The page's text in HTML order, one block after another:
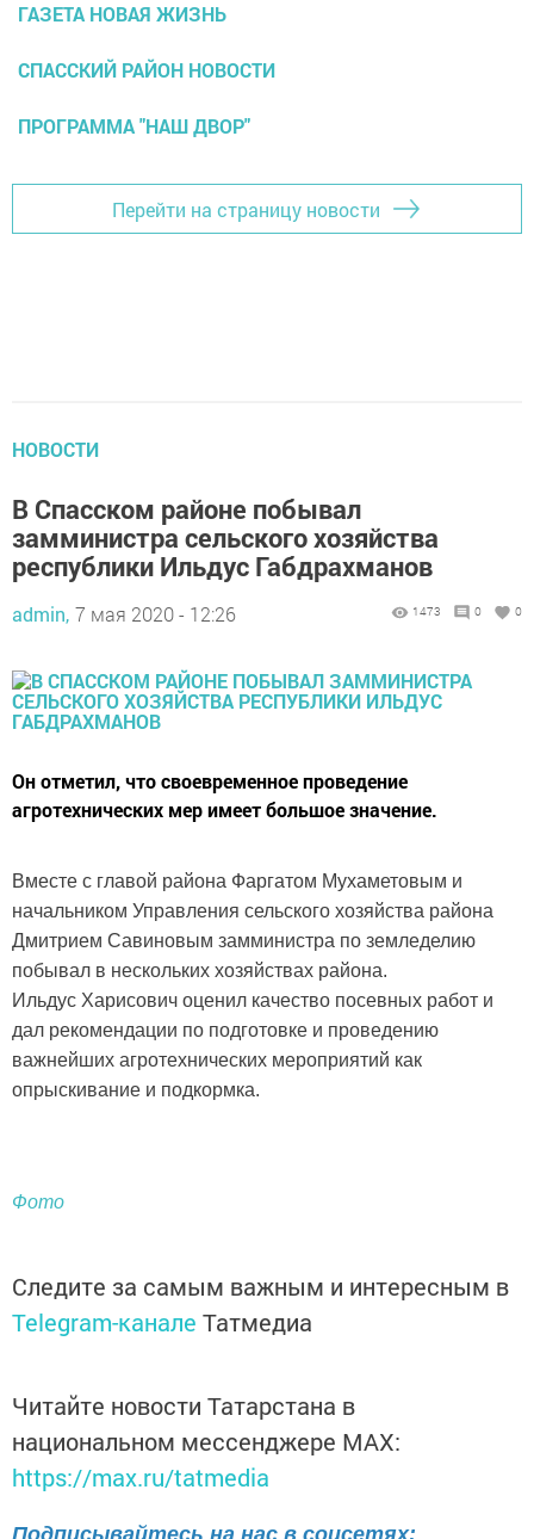
ГАЗЕТА НОВАЯ ЖИЗНЬ
СПАССКИЙ РАЙОН НОВОСТИ
ПРОГРАММА "НАШ ДВОР"
Перейти на страницу новости
НОВОСТИ
В Спасском районе побывал
замминистра сельского хозяйства
республики Ильдус Габдрахманов
admin, 7 мая 2020 - 12:26 1473 0 0
Он отметил, что своевременное проведение
агротехнических мер имеет большое значение.
Вместе с главой района Фаргатом Мухаметовым и
начальником Управления сельского хозяйства района
Дмитрием Савиновым замминистра по земледелию
побывал в нескольких хозяйствах района.
Ильдус Харисович оценил качество посевных работ и
дал рекомендации по подготовке и проведению
важнейших агротехнических мероприятий как
опрыскивание и подкормка.
Фото
Следите за самым важным и интересным в
Telegram-канале Татмедиа
Читайте новости Татарстана в
национальном мессенджере MАХ:
https://max.ru/tatmedia